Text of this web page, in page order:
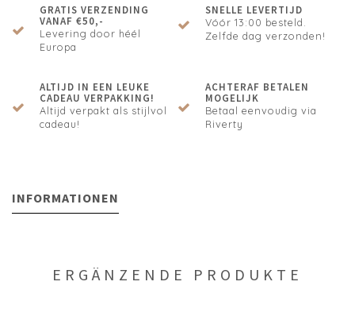
GRATIS VERZENDING
VANAF €50,-
Levering door héél
Europa
SNELLE LEVERTIJD
Vóór 13:00 besteld.
Zelfde dag verzonden!
ALTIJD IN EEN LEUKE
CADEAU VERPAKKING!
Altijd verpakt als stijlvol
cadeau!
ACHTERAF BETALEN
MOGELIJK
Betaal eenvoudig via
Riverty
INFORMATIONEN
ERGÄNZENDE PRODUKTE